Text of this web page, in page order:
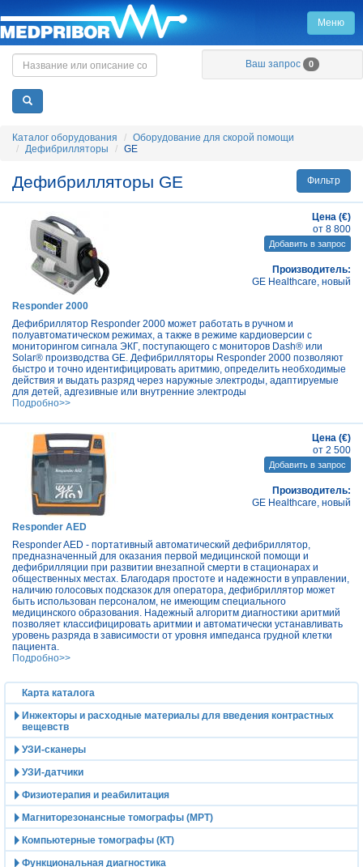
Главная
Меню
Ваш запрос 0
Каталог оборудования
Оборудование для скорой помощи
Дефибрилляторы
GE
Дефибрилляторы GE Фильтр
Цена (€)
от 8 800
Добавить в запрос
Производитель:
GE Healthcare, новый
Responder 2000
Дефибриллятор Responder 2000 может работать в ручном и
полуавтоматическом режимах, а также в режиме кардиоверсии с
мониторингом сигнала ЭКГ, поступающего с мониторов Dash® или
Solar® производства GE. Дефибрилляторы Responder 2000 позволяют
быстро и точно идентифицировать аритмию, определить необходимые
действия и выдать разряд через наружные электроды, адаптируемые
для детей, адгезивные или внутренние электроды
Подробно>>
Цена (€)
от 2 500
Добавить в запрос
Производитель:
GE Healthcare, новый
Responder AED
Responder AED - портативный автоматический дефибриллятор,
предназначенный для оказания первой медицинской помощи и
дефибрилляции при развитии внезапной смерти в стационарах и
общественных местах. Благодаря простоте и надежности в управлении,
наличию голосовых подсказок для оператора, дефибриллятор может
быть использован персоналом, не имеющим специального
медицинского образования. Надежный алгоритм диагностики аритмий
позволяет классифицировать аритмии и автоматически устанавливать
уровень разряда в зависимости от уровня импеданса грудной клетки
пациента.
Подробно>>
Карта каталога
Инжекторы и расходные материалы для введения контрастных
вещевств
УЗИ-сканеры
УЗИ-датчики
Физиотерапия и реабилитация
Магниторезонансные томографы (МРТ)
Компьютерные томографы (КТ)
Функциональная диагностика